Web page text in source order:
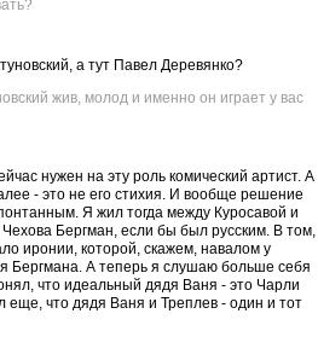
а тут Павел Деревянко?
жив, молод и именно он играет у вас
нужен на эту роль комический артист. А
- это не его стихия. И вообще решение
Я жил тогда между Куросавой и
Бергман, если бы был русским. В том,
иронии, которой, скажем, навалом у
Бергмана. А теперь я слушаю больше себя
что идеальный дядя Ваня - это Чарли
что дядя Ваня и Треплев - один и тот